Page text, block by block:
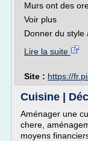
Murs ont des
Voir plus
Donner du style
Lire la suite
Site : https://
Cuisine |
Aménager une
chere,
moyens